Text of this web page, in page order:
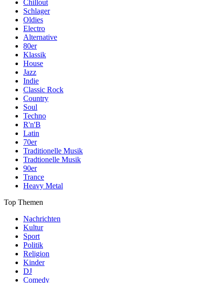
Chillout
Schlager
Oldies
Electro
Alternative
80er
Klassik
House
Jazz
Indie
Classic Rock
Country
Soul
Techno
R'n'B
Latin
70er
Traditionelle Musik
Tradtionelle Musik
90er
Trance
Heavy Metal
Top Themen
Nachrichten
Kultur
Sport
Politik
Religion
Kinder
DJ
Comedy